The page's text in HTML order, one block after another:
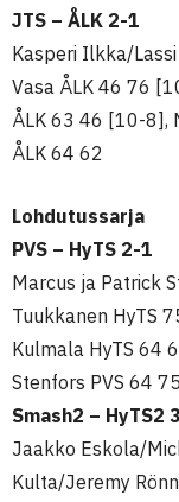
JTS – ÅLK 2-1
Kasperi Ilkka/
Vasa ÅLK 46 76
ÅLK 63 46 [10-8],
ÅLK 64 62
Lohdutussarja
PVS – HyTS 2-1
Marcus ja Patrick
Tuukkanen HyTS
Kulmala HyTS 64
Stenfors PVS 64 75
Smash2 – HyTS2
Jaakko Eskola/
Kulta/Jeremy